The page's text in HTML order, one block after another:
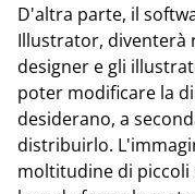
D'altra parte, il
Illustrator, diventerà
designer e gli
poter modificare la
desiderano, a
distribuirlo.
moltitudine di